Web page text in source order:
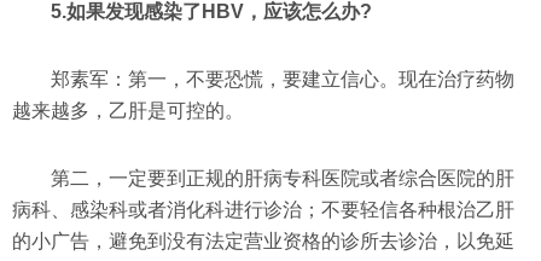
5.如果发现感染了HBV，应该怎么办?
郑素军：第一，不要恐慌，要建立信心。现在治疗药物
越来越多，乙肝是可控的。
第二，一定要到正规的肝病专科医院或者综合医院的肝
病科、感染科或者消化科进行诊治；不要轻信各种根治乙肝
的小广告，避免到没有法定营业资格的诊所去诊治，以免延